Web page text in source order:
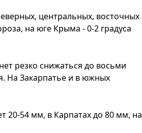
центральных, восточных
на юге Крыма - 0-2 градуса
резко снижаться до восьми
На Закарпатье и в южных
20-54 мм, в Карпатах до 80 мм, на